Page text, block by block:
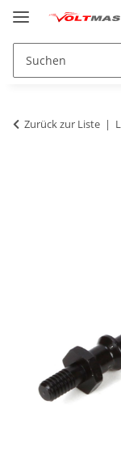
Zurück zur Liste